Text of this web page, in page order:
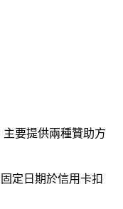
要提供兩種贊助方
定日期於信用卡扣